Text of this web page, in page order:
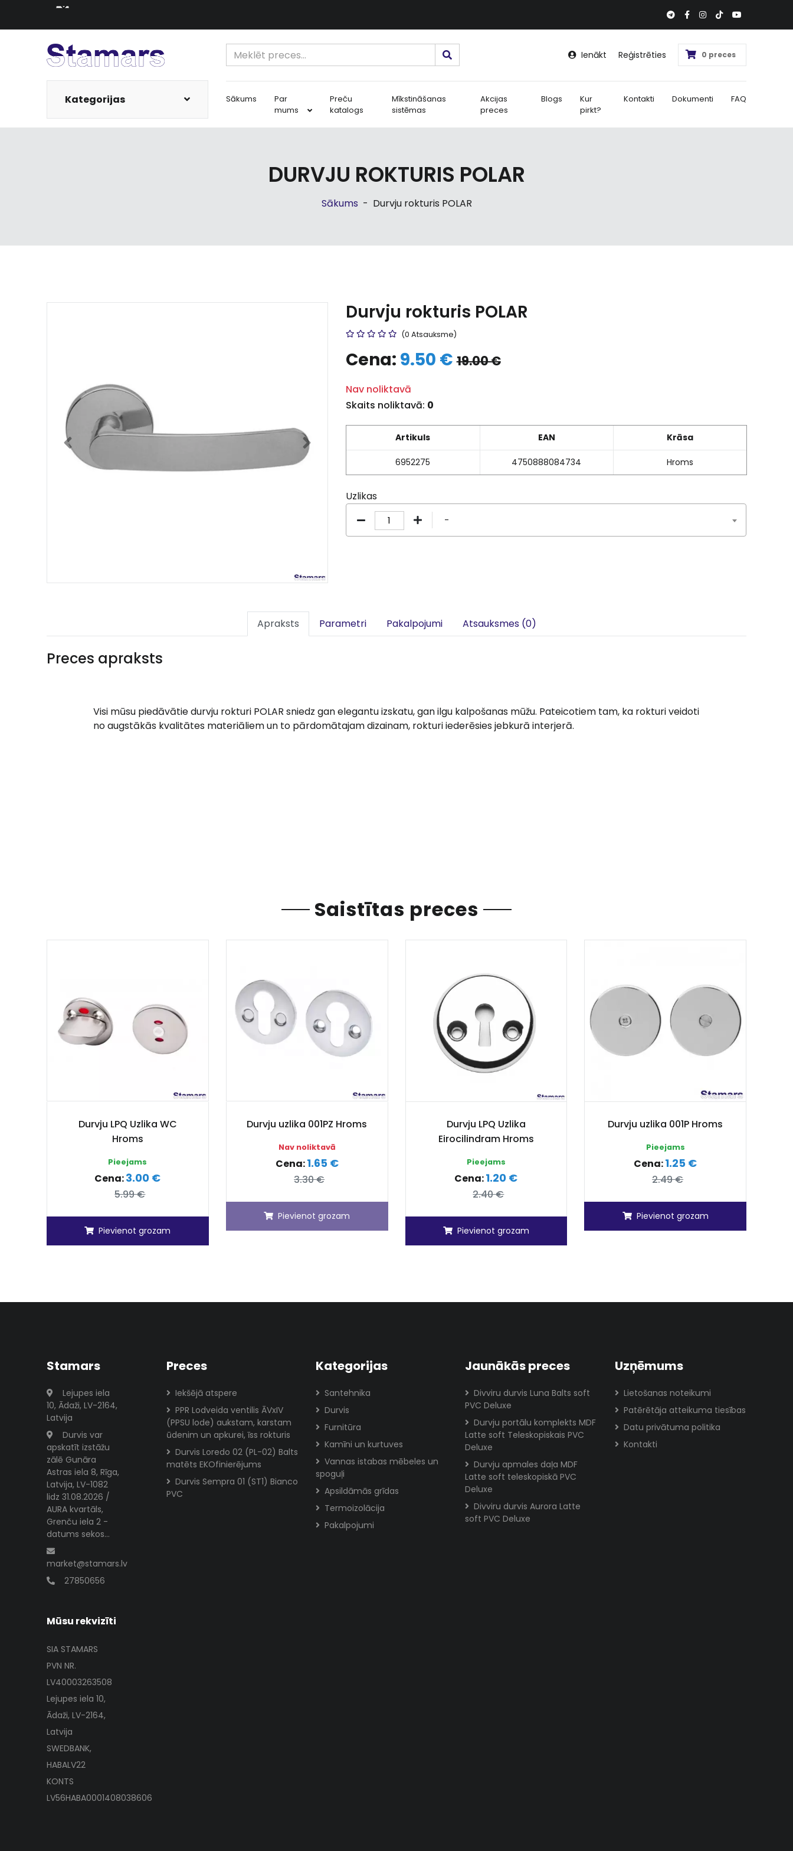
Ienākt Reģistrēties 0 preces
Kategorijas Sākums
Par
mums
Preču
katalogs
Mīkstināšanas
sistēmas
Akcijas
preces
Blogs
Kur
pirkt?
Kontakti Dokumenti FAQ
DURVJU ROKTURIS POLAR
Sākums - Durvju rokturis POLAR
Durvju rokturis POLAR
(0 Atsauksme)
Cena: 9.50 € 19.00 €
Nav noliktavā
Skaits noliktavā: 0
Artikuls EAN Krāsa
6952275 4750888084734 Hroms
Uzlikas
-
Apraksts Parametri Pakalpojumi Atsauksmes (0)
Preces apraksts
Visi mūsu piedāvātie durvju rokturi POLAR sniedz gan elegantu izskatu, gan ilgu kalpošanas mūžu. Pateicotiem tam, ka rokturi veidoti
no augstākās kvalitātes materiāliem un to pārdomātajam dizainam, rokturi iederēsies jebkurā interjerā.
Saistītas preces
Durvju LPQ Uzlika WC
Hroms
Pieejams
Cena:3.00 €
5.99 €
Pievienot grozam
Durvju uzlika 001PZ Hroms
Nav noliktavā
Cena:1.65 €
3.30 €
Pievienot grozam
Durvju LPQ Uzlika
Eirocilindram Hroms
Pieejams
Cena:1.20 €
2.40 €
Pievienot grozam
Durvju uzlika 001P Hroms
Pieejams
Cena:1.25 €
2.49 €
Pievienot grozam
Stamars
Lejupes iela
10, Ādaži, LV-2164,
Latvija
Durvis var
apskatīt izstāžu
zālē Gunāra
Astras iela 8, Rīga,
Latvija, LV-1082
lidz 31.08.2026 /
AURA kvartāls,
Grenču iela 2 -
datums sekos...
market@stamars.lv
27850656
Mūsu rekvizīti
SIA STAMARS
PVN NR.
LV40003263508
Lejupes iela 10,
Ādaži, LV-2164,
Latvija
SWEDBANK,
HABALV22
KONTS
LV56HABA0001408038606
Preces
Iekšējā atspere
PPR Lodveida ventilis ĀVxIV
(PPSU lode) aukstam, karstam
ūdenim un apkurei, īss rokturis
Durvis Loredo 02 (PL-02) Balts
matēts EKOfinierējums
Durvis Sempra 01 (ST1) Bianco
PVC
Kategorijas
Santehnika
Durvis
Furnitūra
Kamīni un kurtuves
Vannas istabas mēbeles un
spoguļi
Apsildāmās grīdas
Termoizolācija
Pakalpojumi
Jaunākās preces
Divviru durvis Luna Balts soft
PVC Deluxe
Durvju portālu komplekts MDF
Latte soft Teleskopiskais PVC
Deluxe
Durvju apmales daļa MDF
Latte soft teleskopiskā PVC
Deluxe
Divviru durvis Aurora Latte
soft PVC Deluxe
Uzņēmums
Lietošanas noteikumi
Patērētāja atteikuma tiesības
Datu privātuma politika
Kontakti